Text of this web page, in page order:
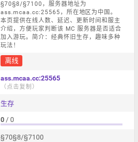
§70§8/§7100，服务器地址为
ass.mcaa.cc:25565，所在地区为中国。
本页提供在线人数、延迟、更新时间和服主
介绍，方便玩家判断该 MC 服务器是否适合
加入游玩。简介：经典怀旧生存，趣味多种
玩法！
离线
ass.mcaa.cc:25565
（点击复制）
生存
0 / 0
§70§8/§7100